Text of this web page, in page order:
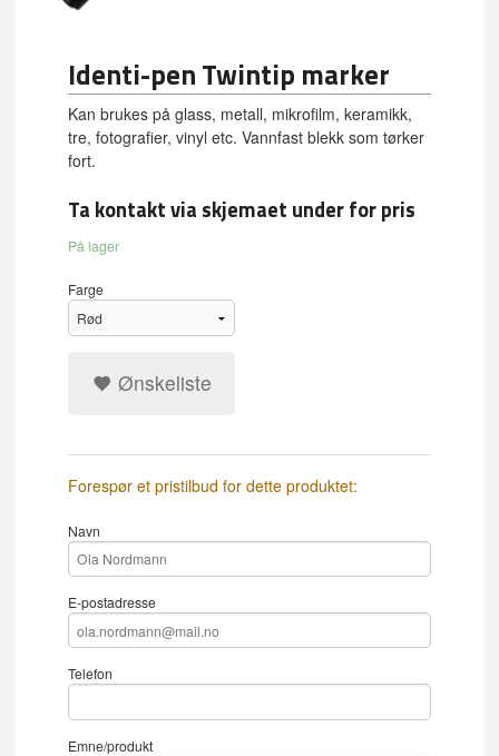
Identi-pen Twintip marker
Kan brukes på glass, metall, mikrofilm, keramikk,
tre, fotografier, vinyl etc. Vannfast blekk som tørker
fort.
Ta kontakt via skjemaet under for pris
På lager
Farge
Ønskeliste
Forespør et pristilbud for dette produktet:
Navn
E-postadresse
Telefon
Emne/produkt